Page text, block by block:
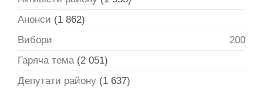
Анонси (1 862)
Вибори
200
Гаряча тема(2 051)
Депутати району (1 637)